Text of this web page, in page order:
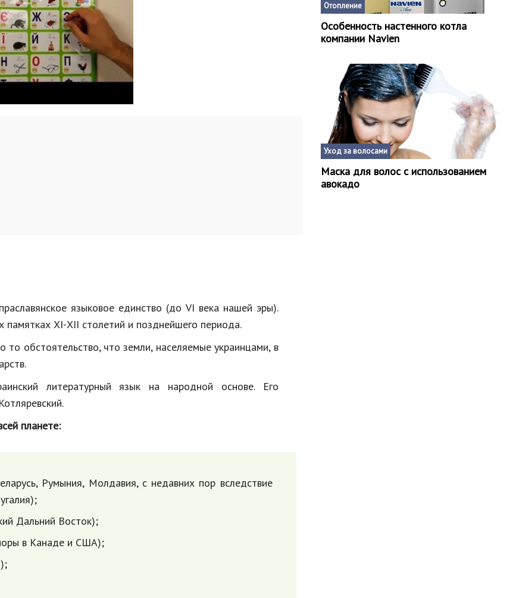
языковое единство (до VI века нашей эры).
ХІ-ХІІ столетий и позднейшего периода.
обстоятельство, что земли, населяемые украинцами, в
литературный язык на народной основе. Его
планете:
Румыния, Молдавия, с недавних пор вследствие
Дальний Восток);
в Канаде и США);
Отопление
Особенность настенного котла
компании Navien
Уход за волосами
Маска для волос с использованием
авокадо